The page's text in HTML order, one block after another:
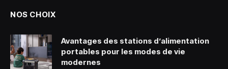
NOS CHOIX
Avantages des stations d’alimentation
portables pour les modes de vie
modernes